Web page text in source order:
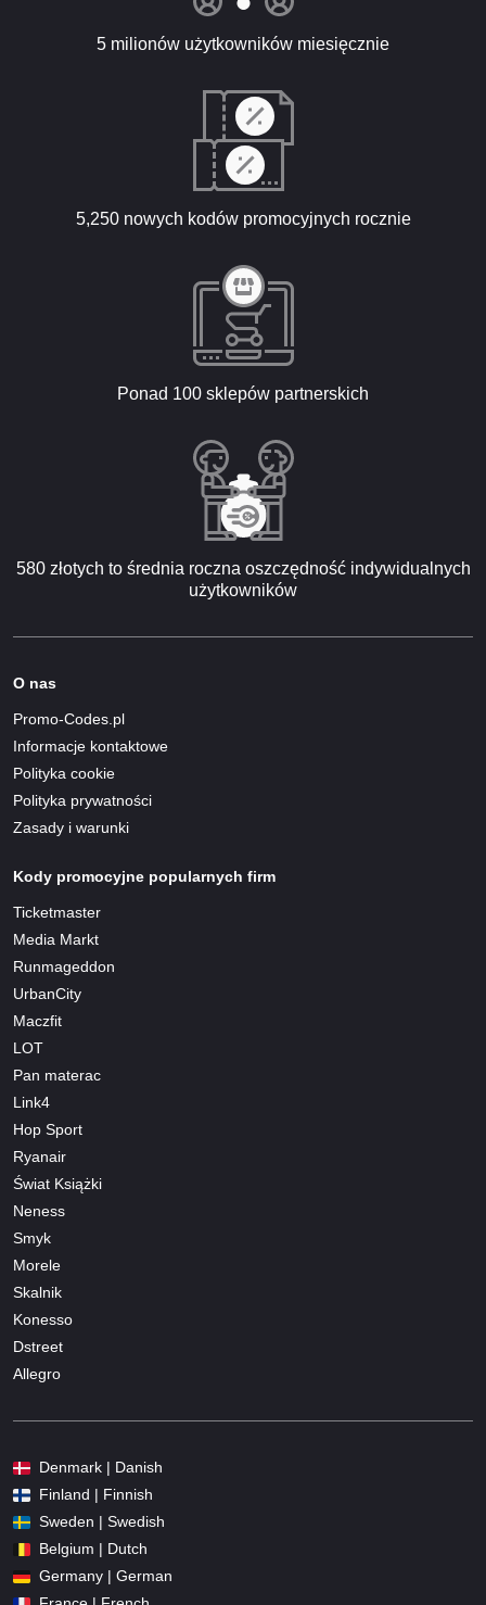
5 milionów użytkowników miesięcznie
5,250 nowych kodów promocyjnych rocznie
Ponad 100 sklepów partnerskich
580 złotych to średnia roczna oszczędność indywidualnych
użytkowników
O nas
Promo-Codes.pl
Informacje kontaktowe
Polityka cookie
Polityka prywatności
Zasady i warunki
Kody promocyjne popularnych firm
Ticketmaster
Media Markt
Runmageddon
UrbanCity
Maczfit
LOT
Pan materac
Link4
Hop Sport
Ryanair
Świat Książki
Neness
Smyk
Morele
Skalnik
Konesso
Dstreet
Allegro
Denmark | Danish
Finland | Finnish
Sweden | Swedish
Belgium | Dutch
Germany | German